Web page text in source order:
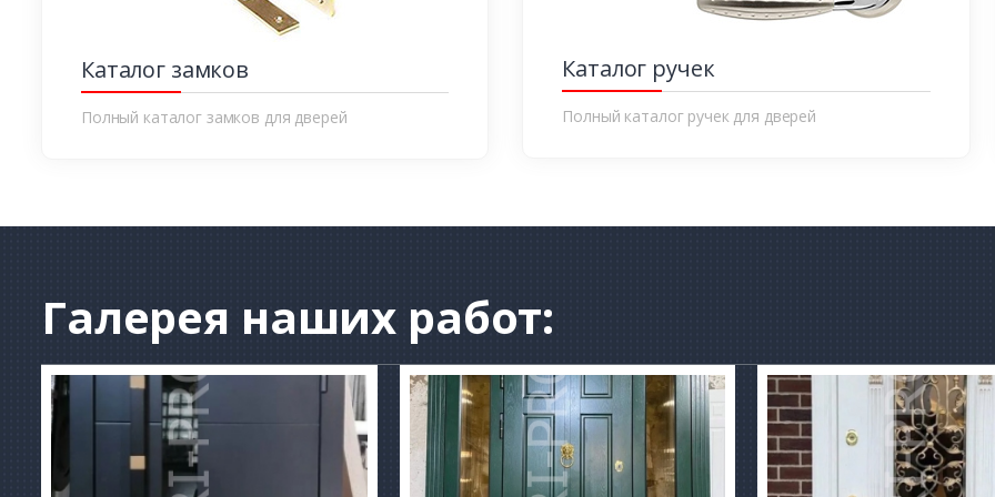
Каталог замков
Полный каталог замков для дверей
Каталог ручек
Полный каталог ручек для дверей
Галерея наших работ: